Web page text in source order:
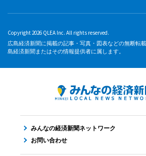
Copyright 2026 QLEA Inc. All rights reserved.
広島経済新聞に掲載の記事・写真・図表などの無断転
島経済新聞またはその情報提供者に属します。
みんなの経済新聞ネットワーク
お問い合わせ